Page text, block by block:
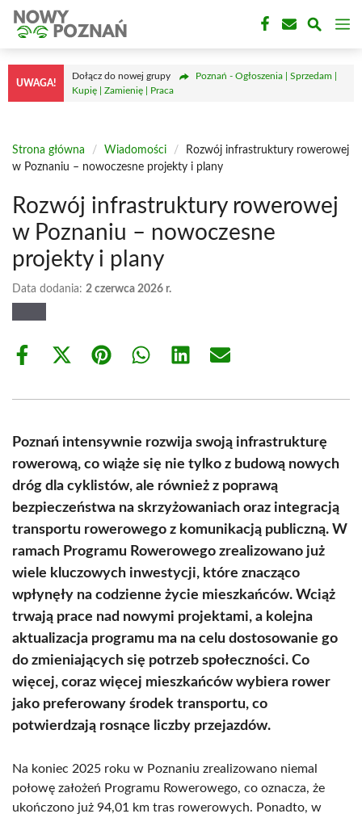
Przejdź
treści
UWAGA!
Dołącz do nowej grupy
Poznań - Ogłoszenia | Sprzedam |
Kupię | Zamienię | Praca
Strona główna / Wiadomości /
Rozwój infrastruktury rowerowej
w Poznaniu – nowoczesne projekty i plany
Rozwój infrastruktury rowerowej
w Poznaniu – nowoczesne
projekty i plany
Data dodania: 2 czerwca 2026 r.
Share
Share
(Twitter)
Share Share Share Share
Poznań intensywnie rozwija swoją infrastrukturę
rowerową, co wiąże się nie tylko z budową nowych
dróg dla cyklistów, ale również z poprawą
bezpieczeństwa na skrzyżowaniach oraz integracją
transportu rowerowego z komunikacją publiczną. W
ramach Programu Rowerowego zrealizowano już
wiele kluczowych inwestycji, które znacząco
wpłynęły na codzienne życie mieszkańców. Wciąż
trwają prace nad nowymi projektami, a kolejna
aktualizacja programu ma na celu dostosowanie go
do zmieniających się potrzeb społeczności. Co
więcej, coraz więcej mieszkańców wybiera rower
jako preferowany środek transportu, co
potwierdzają rosnące liczby przejazdów.
Na koniec 2025 roku w Poznaniu zrealizowano niemal
połowę założeń Programu Rowerowego, co oznacza, że
ukończono już 94,01 km tras rowerowych. Ponadto, w